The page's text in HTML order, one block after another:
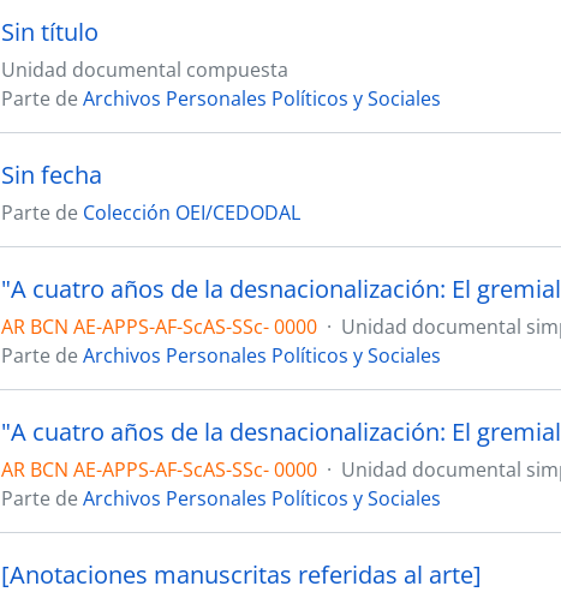
Sin título
Unidad documental compuesta
Parte de Archivos Personales Políticos y Sociales
Sin fecha
Parte de Colección OEI/CEDODAL
AR BCN AE-APPS-AF-ScAS-SSc- 0000 · Unidad documental
Parte de Archivos Personales Políticos y Sociales
AR BCN AE-APPS-AF-ScAS-SSc- 0000 · Unidad documental
Parte de Archivos Personales Políticos y Sociales
[Anotaciones manuscritas referidas al arte]